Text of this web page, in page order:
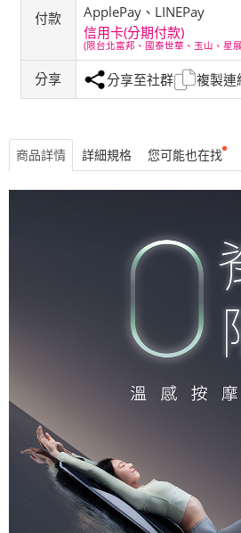
付款
ApplePay、LINEPay
信用卡(分期付款)
(限台北富邦、國泰世華、玉山、星
分享 分享至社群 複製連
商品詳情 詳細規格 您可能也在找